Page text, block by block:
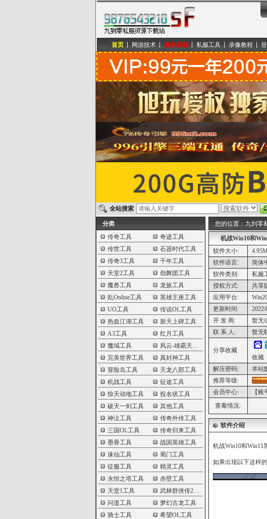
九到零私服资源下载站
首页 网游技术 服务器端 私服工具 录像教程
全站搜索
分类
传奇工具
奇迹工具
传世工具
石器时代工具
传奇3工具
千年工具
天堂2工具
劲舞团工具
魔兽工具
龙族工具
乱Online工具
英雄王座工具
UO工具
传说OL工具
热血江湖工具
新天上碑工具
A3工具
红月工具
魔域工具
风云-雄霸天下工具
完美世界工具
真封神工具
冒险岛工具
天龙八部工具
机战工具
征途工具
惊天动地工具
投名状工具
破天一剑工具
其他工具
神泣工具
传奇外传工具
三国OL工具
传奇归来工具
墨香工具
战国英雄工具
诛仙工具
蜀门工具
征服工具
精灵工具
永恒之塔工具
赤壁工具
天堂1工具
武林群侠传2工具
问道工具
梦幻古龙工具
骑士工具
希望OL工具
您的位置：九到零
机战Win10和
软件大小:
软件语言:
简体
软件类别:
私服
授权方式:
共享
应用平台:
更新时间:
2022/
开 发 商:
暂无
联 系 人:
暂无
分享收藏
收藏
解压密码:
本站
推荐等级:
会员中心:
【账
查毒情况:
软件介绍
机战Win10和Win11
如果出现以下这样